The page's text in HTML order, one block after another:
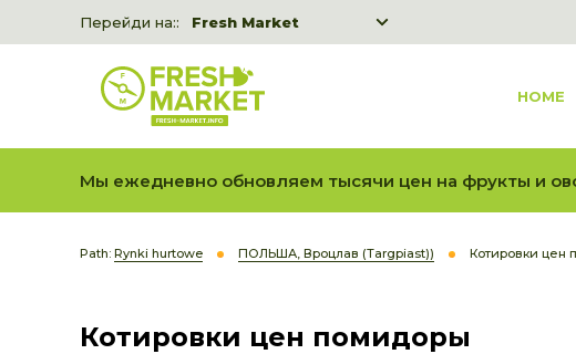
Перейди на::
Fresh Market
Fresh Market event B2B
HOME
Мы ежедневно обновляем тысячи цен на фрукты и
Path: Rynki hurtowe ПОЛЬША, Вроцлав (Targpiast)) Котировки цен
Котировки цен помидоры